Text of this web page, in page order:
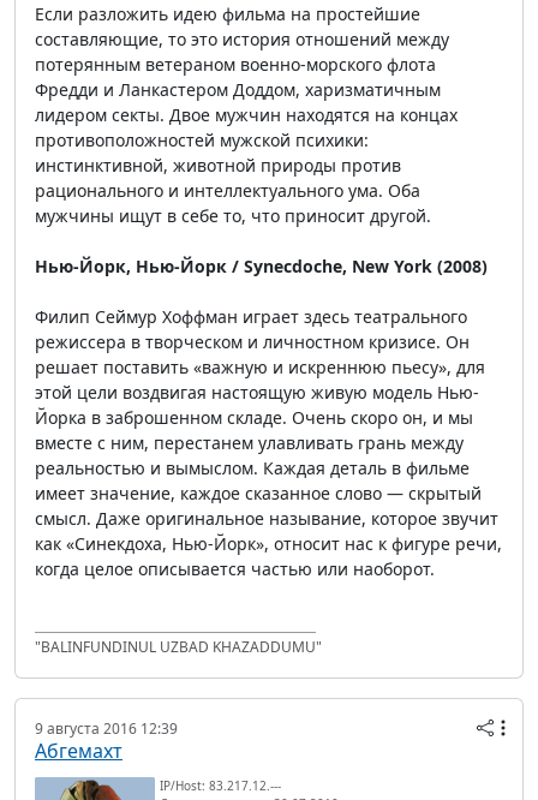
Если разложить идею фильма на простейшие
составляющие, то это история отношений между
потерянным ветераном военно-морского флота
Фредди и Ланкастером Доддом, харизматичным
лидером секты. Двое мужчин находятся на концах
противоположностей мужской психики:
инстинктивной, животной природы против
рационального и интеллектуального ума. Оба
мужчины ищут в себе то, что приносит другой.
Нью-Йорк, Нью-Йорк / Synecdoche, New York (2008)
Филип Сеймур Хоффман играет здесь театрального
режиссера в творческом и личностном кризисе. Он
решает поставить «важную и искреннюю пьесу», для
этой цели воздвигая настоящую живую модель Нью-
Йорка в заброшенном складе. Очень скоро он, и мы
вместе с ним, перестанем улавливать грань между
реальностью и вымыслом. Каждая деталь в фильме
имеет значение, каждое сказанное слово — скрытый
смысл. Даже оригинальное называние, которое звучит
как «Синекдоха, Нью-Йорк», относит нас к фигуре речи,
когда целое описывается частью или наоборот.
"BALINFUNDINUL UZBAD KHAZADDUMU"
9 августа 2016 12:39
Абгемахт
IP/Host: 83.217.12.---